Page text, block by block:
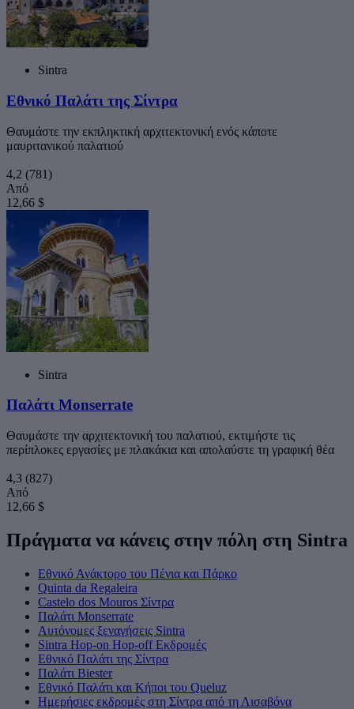
Sintra
Εθνικό Παλάτι της Σίντρα
Θαυμάστε την εκπληκτική αρχιτεκτονική ενός κάποτε
μαυριτανικού παλατιού
4,2 (781)
Από
12,66 $
Sintra
Παλάτι Monserrate
Θαυμάστε την αρχιτεκτονική του παλατιού, εκτιμήστε τις
περίπλοκες εργασίες με πλακάκια και απολαύστε τη γραφική θέα
4,3 (827)
Από
12,66 $
Πράγματα να κάνεις στην πόλη στη Sintra
Εθνικό Ανάκτορο του Πένια και Πάρκο
Quinta da Regaleira
Castelo dos Mouros Σίντρα
Παλάτι Monserrate
Αυτόνομες ξεναγήσεις Sintra
Sintra Hop-on Hop-off Εκδρομές
Εθνικό Παλάτι της Σίντρα
Παλάτι Biester
Εθνικό Παλάτι και Κήποι του Queluz
Ημερήσιες εκδρομές στη Σίντρα από τη Λισαβόνα